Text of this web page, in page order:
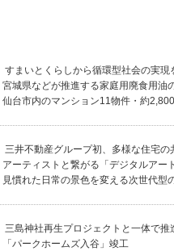
すまいとくらしから循環型社会の実現
宮城県などが推進する家庭用廃食用油
仙台市内のマンション11物件・約
三井不動産グループ初、多様な住宅の
アーティストと繋がる「デジタルアー
見慣れた日常の景色を変える次世代型
三島神社再生プロジェクトと一体で
「パークホームズ入谷」竣工